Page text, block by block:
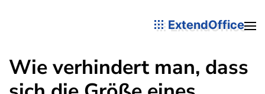
ExtendOffice
Wie verhindert man, dass